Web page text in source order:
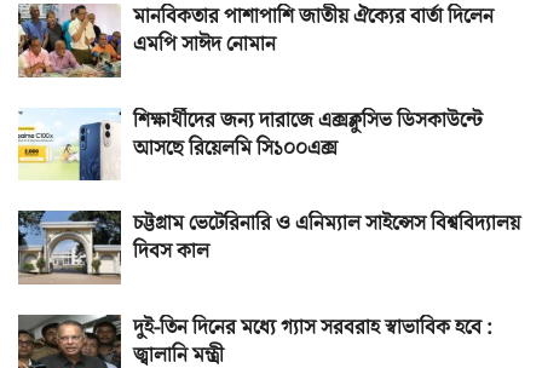
মানবিকতার পাশাপাশি জাতীয় ঐক্যের বার্তা দিলেন
এমপি সাঈদ নোমান
শিক্ষার্থীদের জন্য দারাজে এক্সক্লুসিভ ডিসকাউন্টে
আসছে রিয়েলমি সি১০০এক্স
চট্টগ্রাম ভেটেরিনারি ও এনিম্যাল সাইন্সেস বিশ্ববিদ্যালয়
দিবস কাল
দুই-তিন দিনের মধ্যে গ্যাস সরবরাহ স্বাভাবিক হবে :
জ্বালানি মন্ত্রী